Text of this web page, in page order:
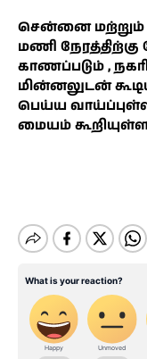
சென்னை மற்றும்
மணி
காணப்படும் ,
மின்னலுடன்
பெய்ய
மையம்